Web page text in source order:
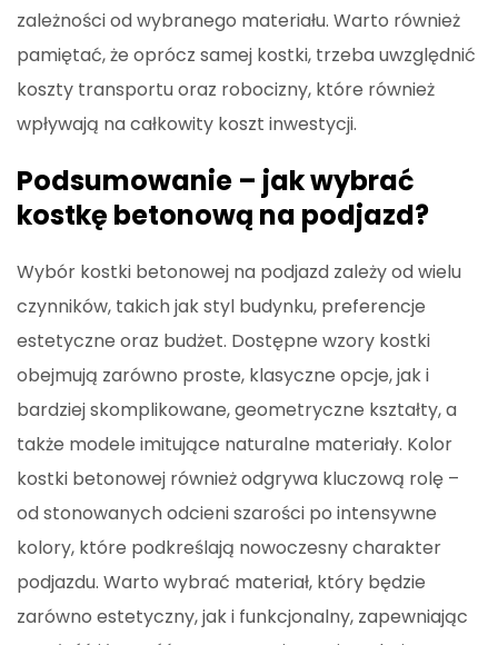
zależności od wybranego materiału. Warto również
pamiętać, że oprócz samej kostki, trzeba uwzględnić
koszty transportu oraz robocizny, które również
wpływają na całkowity koszt inwestycji.
Podsumowanie – jak wybrać
kostkę betonową na podjazd?
Wybór kostki betonowej na podjazd zależy od wielu
czynników, takich jak styl budynku, preferencje
estetyczne oraz budżet. Dostępne wzory kostki
obejmują zarówno proste, klasyczne opcje, jak i
bardziej skomplikowane, geometryczne kształty, a
także modele imitujące naturalne materiały. Kolor
kostki betonowej również odgrywa kluczową rolę –
od stonowanych odcieni szarości po intensywne
kolory, które podkreślają nowoczesny charakter
podjazdu. Warto wybrać materiał, który będzie
zarówno estetyczny, jak i funkcjonalny, zapewniając